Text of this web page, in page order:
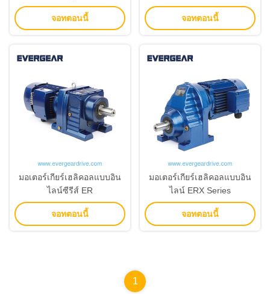
กำลัง 0.12KW-200KW และ
อัตราทด 3.4–285.61
จอทตอนนี้
ช่วงกำลัง 0.12KW-200KW
และอัตราทด 3.4–285.61
จอทตอนนี้
มอเตอร์เกียร์เฮลิคอลแบบอิน
ไลน์ซีรีส์ ER
จอทตอนนี้
มอเตอร์เกียร์เฮลิคอลแบบอิน
ไลน์ ERX Series
จอทตอนนี้
1